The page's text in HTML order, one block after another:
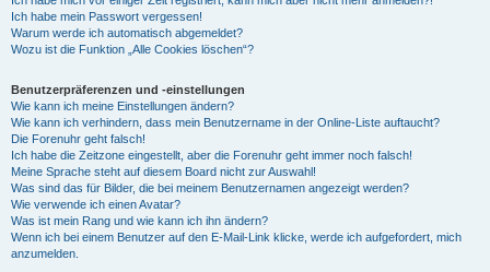
Ich habe mein Passwort vergessen!
Warum werde ich automatisch abgemeldet?
Wozu ist die Funktion „Alle Cookies löschen“?
Benutzerpräferenzen und -einstellungen
Wie kann ich meine Einstellungen ändern?
Wie kann ich verhindern, dass mein Benutzername in der Online-Liste auftaucht?
Die Forenuhr geht falsch!
Ich habe die Zeitzone eingestellt, aber die Forenuhr geht immer noch falsch!
Meine Sprache steht auf diesem Board nicht zur Auswahl!
Was sind das für Bilder, die bei meinem Benutzernamen angezeigt werden?
Wie verwende ich einen Avatar?
Was ist mein Rang und wie kann ich ihn ändern?
Wenn ich bei einem Benutzer auf den E-Mail-Link klicke, werde ich aufgefordert, mich
anzumelden.